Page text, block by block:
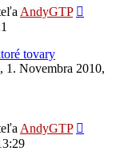
AndyGTP
tovary
1. Novembra 2010,
AndyGTP